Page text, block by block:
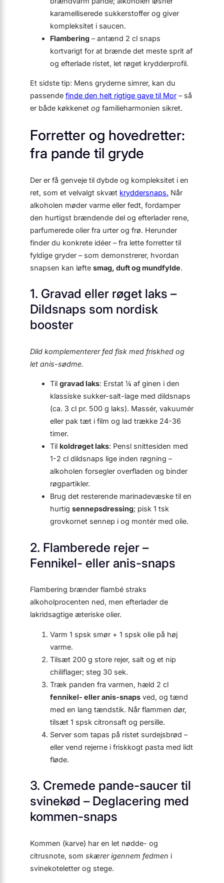
karamelliserede sukkerstoffer og giver
kompleksitet i saucen.
Flambering – antænd 2 cl snaps
kortvarigt for at brænde det meste sprit af
og efterlade ristet, let røget krydderprofil.
Et sidste tip: Mens gryderne simrer, kan du
passende finde den helt rigtige gave til Mor – så
er både køkkenet og familieharmonien sikret.
Forretter og hovedretter:
fra pande til gryde
Der er få genveje til dybde og kompleksitet i en
ret, som et velvalgt skvæt kryddersnaps. Når
alkoholen møder varme eller fedt, fordamper
den hurtigst brændende del og efterlader rene,
parfumerede olier fra urter og frø. Herunder
finder du konkrete idéer – fra lette forretter til
fyldige gryder – som demonstrerer, hvordan
snapsen kan løfte smag, duft og mundfylde.
1. Gravad eller røget laks –
Dildsnaps som nordisk
booster
Dild komplementerer fed fisk med friskhed og
let anis-sødme.
Til gravad laks: Erstat ¼ af ginen i den
klassiske sukker-salt-lage med dildsnaps
(ca. 3 cl pr. 500 g laks). Massér, vakuumér
eller pak tæt i film og lad trække 24-36
timer.
Til koldrøget laks: Pensl snittesiden med
1-2 cl dildsnaps lige inden røgning –
alkoholen forsegler overfladen og binder
røgpartikler.
Brug det resterende marinadevæske til en
hurtig sennepsdressing; pisk 1 tsk
grovkornet sennep i og montér med olie.
2. Flamberede rejer –
Fennikel- eller anis-snaps
Flambering brænder flambé straks
alkoholprocenten ned, men efterlader de
lakridsagtige æteriske olier.
Varm 1 spsk smør + 1 spsk olie på høj
varme.
Tilsæt 200 g store rejer, salt og et nip
chiliflager; steg 30 sek.
Træk panden fra varmen, hæld 2 cl
fennikel- eller anis-snaps ved, og tænd
med en lang tændstik. Når flammen dør,
tilsæt 1 spsk citronsaft og persille.
Server som tapas på ristet surdejsbrød –
eller vend rejerne i friskkogt pasta med lidt
fløde.
3. Cremede pande-saucer til
svinekød – Deglacering med
kommen-snaps
Kommen (karve) har en let nødde- og
citrusnote, som skærer igennem fedmen i
svinekoteletter og stege.